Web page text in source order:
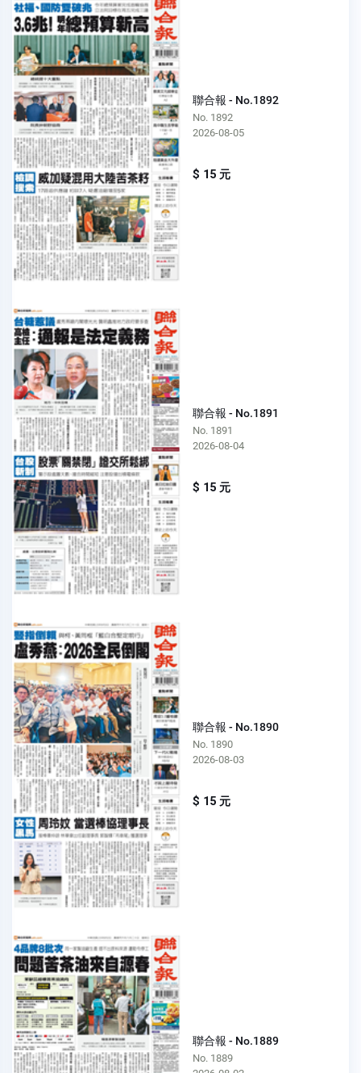
聯合報 - No.1892
No. 1892
2026-08-05
$ 15 元
聯合報 - No.1891
No. 1891
2026-08-04
$ 15 元
聯合報 - No.1890
No. 1890
2026-08-03
$ 15 元
聯合報 - No.1889
No. 1889